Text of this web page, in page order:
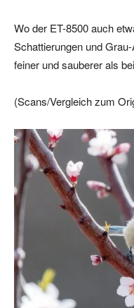
Wo der ET-8500 auch
Schattierungen und
feiner und sauberer als
(Scans/Vergleich zum